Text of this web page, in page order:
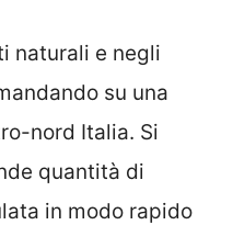
naturali e negli
su una
nord Italia. Si
quantità di
in modo rapido